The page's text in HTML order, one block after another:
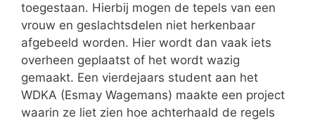
toegestaan. Hierbij mogen de tepels van een
vrouw en geslachtsdelen niet herkenbaar
afgebeeld worden. Hier wordt dan vaak iets
overheen geplaatst of het wordt wazig
gemaakt. Een vierdejaars student aan het
WDKA (Esmay Wagemans) maakte een project
waarin ze liet zien hoe achterhaald de regels